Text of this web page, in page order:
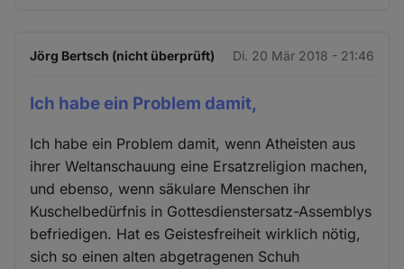
Jörg Bertsch (nicht überprüft) Di. 20 Mär 2018 - 21:46
Ich habe ein Problem damit,
Ich habe ein Problem damit, wenn Atheisten aus
ihrer Weltanschauung eine Ersatzreligion machen,
und ebenso, wenn säkulare Menschen ihr
Kuschelbedürfnis in Gottesdienstersatz-Assemblys
befriedigen. Hat es Geistesfreiheit wirklich nötig,
sich so einen alten abgetragenen Schuh